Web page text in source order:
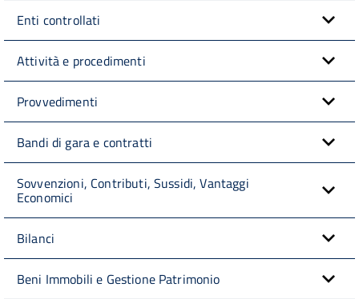
Enti controllati
Attività e procedimenti
Provvedimenti
Bandi di gara e contratti
Sovvenzioni, Contributi, Sussidi, Vantaggi
Economici
Bilanci
Beni Immobili e Gestione Patrimonio